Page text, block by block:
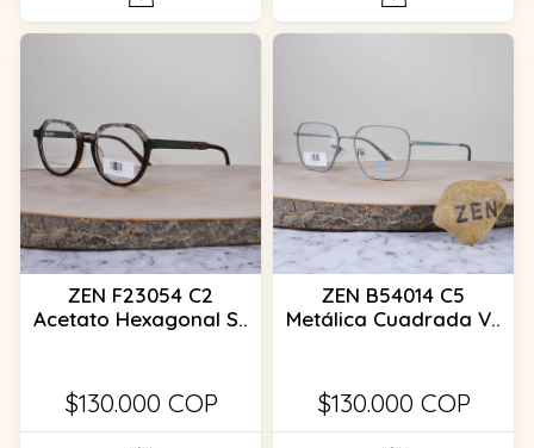
ZEN F23054 C2
Acetato Hexagonal S..
$130.000 COP
ZEN B54014 C5
Metálica Cuadrada V..
$130.000 COP